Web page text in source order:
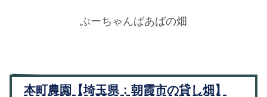
ぶーちゃんばあばの畑
本町農園【埼玉県：朝霞市の貸し畑】